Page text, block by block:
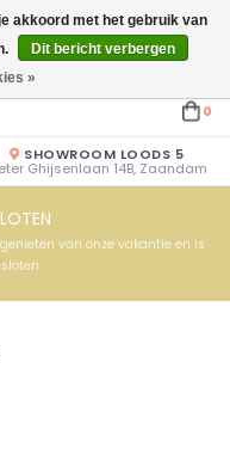
- 17.00u of op afspraak!
0
SHOWROOM LOODS 5
Ghijsenlaan 14B, Zaandam
van onze vakantie en is
akkoord met het gebruik van
Dit bericht verbergen
»